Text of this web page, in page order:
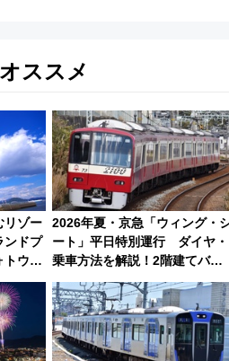
ススメ
リゾー
ンドプ
トウエ
ーティ
2026年夏・京急「ウィング・
ート」平日特別運行 ダイヤ・
乗車方法を解説！2階建てバス
や三浦海岸を堪能できるお出か
けプランもご紹介